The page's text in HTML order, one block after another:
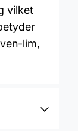
vilket
lim,